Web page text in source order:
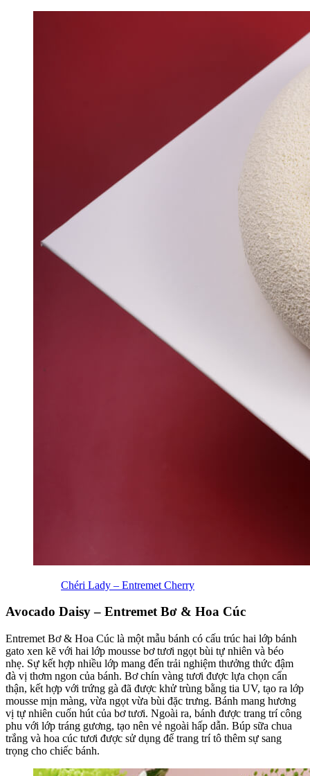
Chéri Lady – Entremet Cherry
Avocado Daisy – Entremet Bơ & Hoa Cúc
Entremet Bơ & Hoa Cúc là một mẫu bánh có cấu trúc hai lớp bánh
gato xen kẽ với hai lớp mousse bơ tươi ngọt bùi tự nhiên và béo
nhẹ. Sự kết hợp nhiều lớp mang đến trải nghiệm thưởng thức đậm
đà vị thơm ngon của bánh. Bơ chín vàng tươi được lựa chọn cẩn
thận, kết hợp với trứng gà đã được khử trùng bằng tia UV, tạo ra lớp
mousse mịn màng, vừa ngọt vừa bùi đặc trưng. Bánh mang hương
vị tự nhiên cuốn hút của bơ tươi. Ngoài ra, bánh được trang trí công
phu với lớp tráng gương, tạo nên vẻ ngoài hấp dẫn. Búp sữa chua
trắng và hoa cúc tươi được sử dụng để trang trí tô thêm sự sang
trọng cho chiếc bánh.